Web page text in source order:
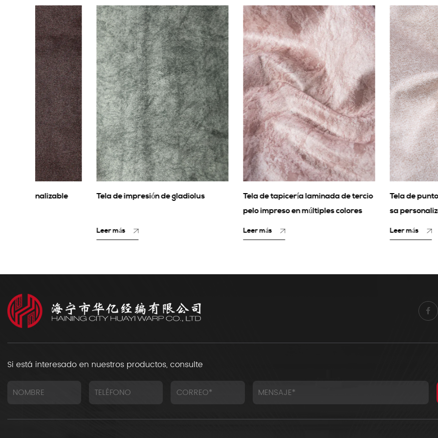
Tela de impresión de gladiolus
Tela de tapicería laminada de tercio
pelo impreso en múltiples colores
Tela de punto de
sa personalizada suave
Si está interesado en nuestros productos, consulte